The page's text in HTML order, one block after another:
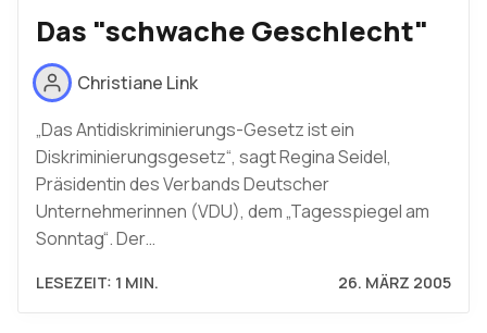
Das "schwache Geschlecht"
Christiane Link
„Das Antidiskriminierungs-Gesetz ist ein
Diskriminierungsgesetz“, sagt Regina Seidel,
Präsidentin des Verbands Deutscher
Unternehmerinnen (VDU), dem „Tagesspiegel am
Sonntag“. Der…
LESEZEIT: 1 MIN. 26. MÄRZ 2005